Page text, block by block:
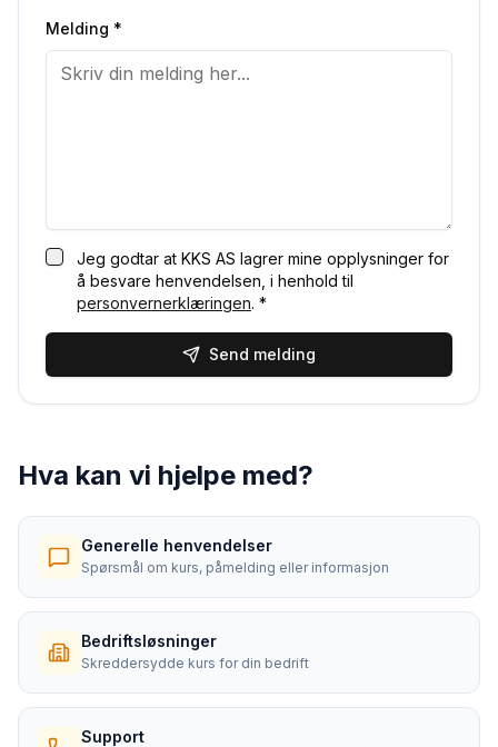
Melding *
Jeg godtar at KKS AS lagrer mine opplysninger for
å besvare henvendelsen, i henhold til
personvernerklæringen. *
Send melding
Hva kan vi hjelpe med?
Generelle henvendelser
Spørsmål om kurs, påmelding eller informasjon
Bedriftsløsninger
Skreddersydde kurs for din bedrift
Support